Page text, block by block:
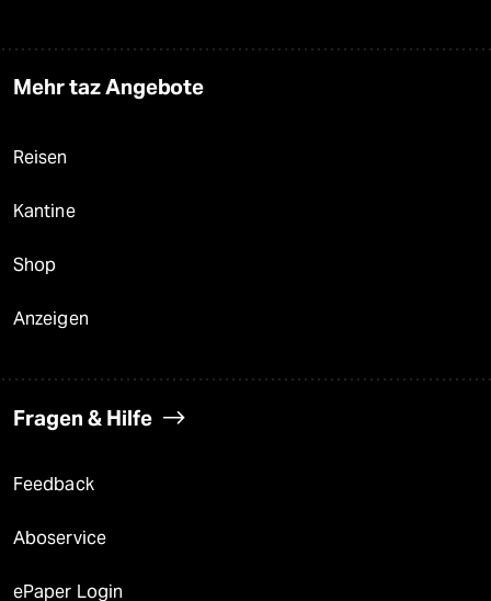
Mehr taz Angebote
Reisen
Kantine
Shop
Anzeigen
Fragen & Hilfe
Feedback
Aboservice
ePaper Login